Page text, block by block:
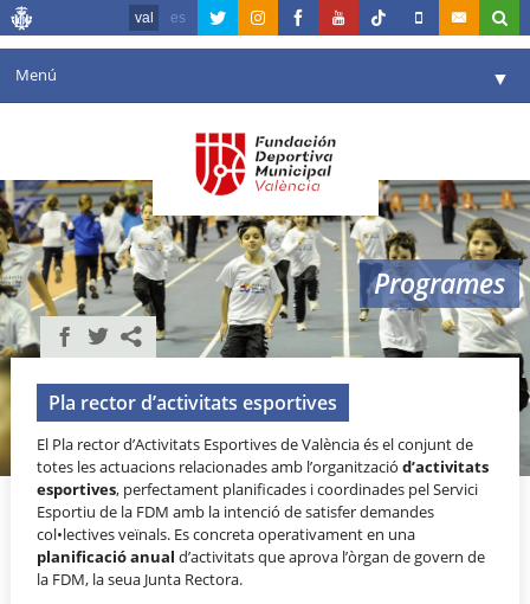
val es
Menú ▼
Agenda
Instal·lacions ▼
Comunicació ▼
València en esport ▼
Portal de Transparència
Reserves
Programes
Pla rector d’activitats esportives
El Pla rector d’Activitats Esportives de València és el conjunt de
totes les actuacions relacionades amb l’organitzaciód’activitats
esportives, perfectament planificades i coordinades pel Servici
Esportiu de la FDM amb la intenció de satisfer demandes
col•lectives veïnals. Es concreta operativament en una
planificació anual d’activitats que aprova l’òrgan de govern de
la FDM, la seua Junta Rectora.